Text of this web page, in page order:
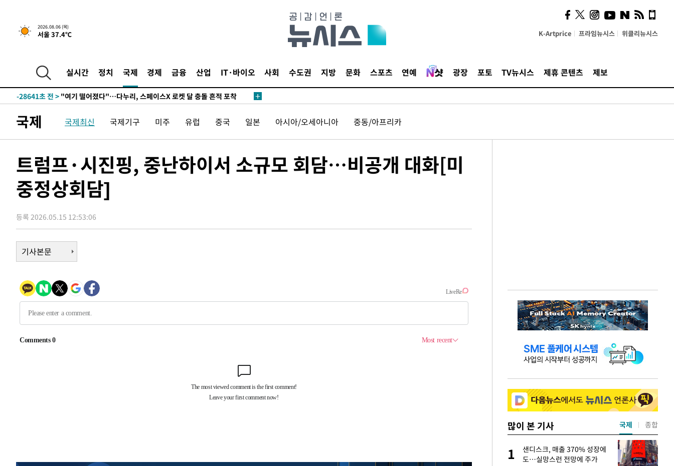
2026.08.06 (목)
서울 37.4℃ K-Artprice 프라임뉴시스 위클리뉴시스
실시간 정치 국제 경제 금융 산업 IT·바이오 사회 수도권 지방 문화 스포츠 연예 광장 포토 TV뉴시스 제휴 콘텐츠 제보
1시간 전 >[속보] 호르무즈 해협 이란-오만 협상 기대속 뉴욕증시 혼조 마감 다우
-31177초 전 >
[속보]코스피, 301.88포인트(4.58%) 내린 6296.38 마감
-31042초 전 >
-28641초 전 > "여기 떨어졌다"…다누리, 스페이스X 로켓 달 충돌 흔적 포착
-18287초 전 >
내일까지 39도 '펄펄'…기상청 "태풍 지나며 폭염 잠시 꺾인다"
-17924초 전 >트럼프, 한국계 진보 주지사 후보 맹공…"공산주의가 최대 위협"
-14422초 전 >[속보]산업장관 "李정부, 원전 반대 안해…안정 전력 위해 불가피"
-13119초 전 > [속보]경찰, '홍명보 선임 논란' 대한축구협회·축구회관 등 압수수
색
-12506초 전 >[속보]산업장관 "美무역법 제301조 과잉생산 결과 발표 8월 중 예
-11571초 전 >[속보]전남광주 초대 시민추천 부시장에 백승주·윤난실
-7699초 전 >
[속보]코스닥, 2.15포인트(0.27%) 내린 797.44 출발
-7682초 전 >[속보]코스피, 119.51포인트(1.81%) 내린 6478.75 개장
-4129초 전 > 6월 경상수지 497.3억 달러…두 달 연속 사상 최대
-4080초 전 >서울 낮 39도 '폭염중대경보'…40도 관측 가능성도
손흥민, 5경기 연속골 실패…LAFC는 승부차기 끝 과달라하라 격파
-13119초 전 >[속보]경찰, '홍명보 선임 논란' 대한축구협회·축구회관 등 압수수
국제 국제최신 국제기구 미주 유럽 중국 일본 아시아/오세아니아 중동/아프리카
트럼프·시진핑, 중난하이서 소규모 회담…비공개 대화[미
중정상회담]
등록 2026.05.15 12:53:06
기사본문
많이 본 기사
1
샌디스크, 매출 370% 성장에
도…실망스런 전망에 주가
국제 종합